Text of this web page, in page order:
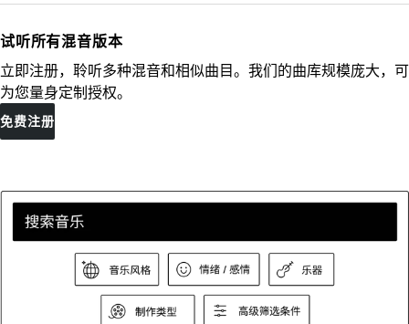
试听所有混音版本
立即注册，聆听多种混音和相似曲目。我们的曲库规模庞大，可
为您量身定制授权。
免费注册